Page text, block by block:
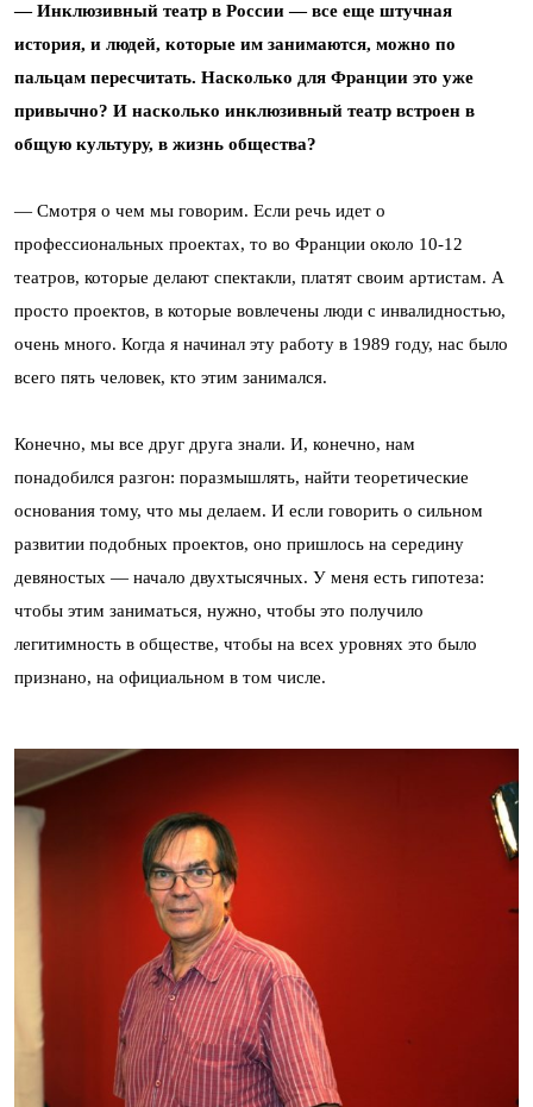
— Инклюзивный театр в России — все еще штучная
история, и людей, которые им занимаются, можно по
пальцам пересчитать. Насколько для Франции это уже
привычно? И насколько инклюзивный театр встроен в
общую культуру, в жизнь общества?
— Смотря о чем мы говорим. Если речь идет о
профессиональных проектах, то во Франции около 10-12
театров, которые делают спектакли, платят своим артистам. А
просто проектов, в которые вовлечены люди с инвалидностью,
очень много. Когда я начинал эту работу в 1989 году, нас было
всего пять человек, кто этим занимался.
Конечно, мы все друг друга знали. И, конечно, нам
понадобился разгон: поразмышлять, найти теоретические
основания тому, что мы делаем. И если говорить о сильном
развитии подобных проектов, оно пришлось на середину
девяностых — начало двухтысячных. У меня есть гипотеза:
чтобы этим заниматься, нужно, чтобы это получило
легитимность в обществе, чтобы на всех уровнях это было
признано, на официальном в том числе.